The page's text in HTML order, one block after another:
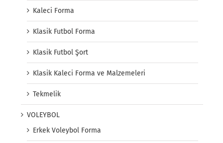
Kaleci Forma
Klasik Futbol Forma
Klasik Futbol Şort
Klasik Kaleci Forma ve Malzemeleri
Tekmelik
VOLEYBOL
Erkek Voleybol Forma